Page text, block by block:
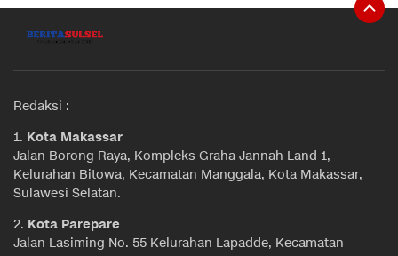
Redaksi :
1. Kota Makassar
Jalan Borong Raya, Kompleks Graha Jannah Land 1,
Kelurahan Bitowa, Kecamatan Manggala, Kota Makassar,
Sulawesi Selatan.
2. Kota Parepare
Jalan Lasiming No. 55 Kelurahan Lapadde, Kecamatan